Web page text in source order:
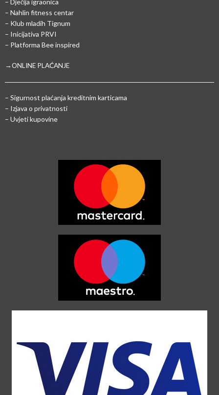
– Nahlin fitness centar
– Klub mladih Tignum
– Inicijativa PRVI
– Platforma Bee inspired
→ONLINE PLAĆANJE
– Sigurnost plaćanja kreditnim karticama
– Izjava o privatnosti
– Uvjeti kupovine